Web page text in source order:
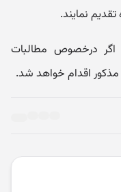
اگر درخصوص مطالبات